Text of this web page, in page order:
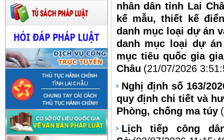
nhân dân tỉnh Lai
kế mẫu, thiết kế
danh mục loại dự án
danh mục loại dự
mục tiêu quốc gia
Châu (21/07/2026
Nghị định số 163/
quy định chi tiết và
Phòng, chống ma túy
Lịch tiếp công